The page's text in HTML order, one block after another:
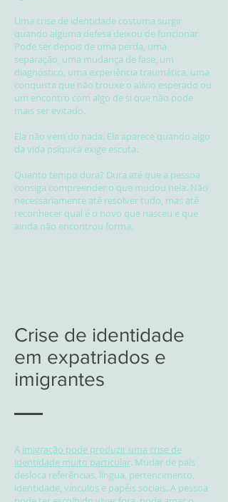
Uma crise de identidade costuma surgir
quando alguma defesa deixou de funcionar.
Pode ser depois de uma perda, uma
separação, uma mudança de fase, um
diagnóstico, uma experiência traumática, uma
conquista que não trouxe o alívio esperado ou
um encontro com algo de si que não pode
mais ser evitado.
Ela não vem do nada. Ela aparece quando algo
da vida psíquica exige escuta.
Quanto tempo dura? Dura até que a pessoa
consiga compreender o que mudou nela. Não
necessariamente até resolver tudo, mas até
reconhecer qual é o novo que nasceu e que
ainda não encontrou forma.
Crise de identidade
em expatriados e
imigrantes
A imigração pode produzir uma crise de
identidade muito particular. Mudar de país
desloca referências, língua, pertencimento,
identidade, vínculos e papéis sociais. A pessoa